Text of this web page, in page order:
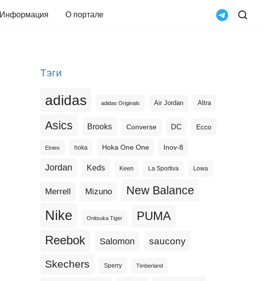
Информация О портале
Тэги
adidas adidas Originals Air Jordan Altra
Asics Brooks Converse DC Ecco
Etnies hoka Hoka One One Inov-8
Jordan Keds Keen La Sportiva Lowa
Merrell Mizuno New Balance
Nike Onitsuka Tiger PUMA
Reebok Salomon saucony
Skechers Sperry Timberland